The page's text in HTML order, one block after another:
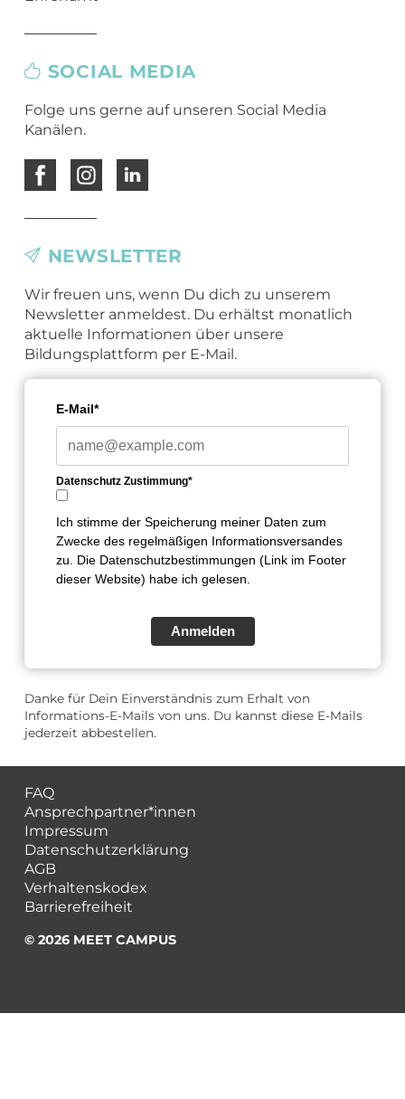
SOCIAL MEDIA
Folge uns gerne auf unseren Social Media
Kanälen.
NEWSLETTER
Wir freuen uns, wenn Du dich zu unserem
Newsletter anmeldest. Du erhältst monatlich
aktuelle Informationen über unsere
Bildungsplattform per E-Mail.
E-Mail*
Datenschutz Zustimmung*
Ich stimme der Speicherung meiner Daten zum
Zwecke des regelmäßigen Informationsversandes
zu. Die Datenschutzbestimmungen (Link im Footer
dieser Website) habe ich gelesen.
Anmelden
Danke für Dein Einverständnis zum Erhalt von
Informations-E-Mails von uns. Du kannst diese E-Mails
jederzeit abbestellen.
FAQ
Ansprechpartner*innen
Impressum
Datenschutzerklärung
AGB
Verhaltenskodex
Barrierefreiheit
© 2026 MEET CAMPUS